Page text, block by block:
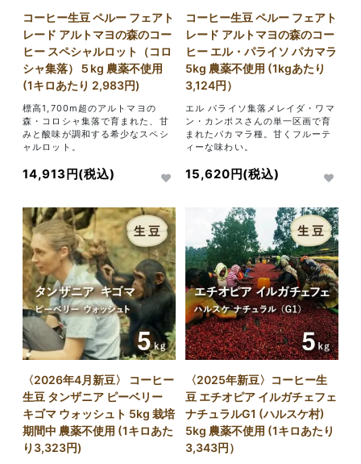
コーヒー生豆 ペルー フェアト
レード アルトマヨの森のコー
ヒー スペシャルロット（コロ
シャ集落）５kg 農薬不使用
(1キロあたり 2,983円)
標高1,700m超のアルトマヨの
森・コロシャ集落で育まれた、甘
みと酸味が調和する希少なスペシ
ャルロット。
14,913円(税込)
コーヒー生豆 ペルー フェアト
レード アルトマヨの森のコー
ヒー エル・パライソ パカマラ
5kg 農薬不使用 (1kgあたり
3,124円）
エル パライソ集落メレイダ・ワマ
ン・カンポスさんの単一区画で育
まれたパカマラ種。甘くフルーテ
ィーな味わい。
15,620円(税込)
〈2026年4月新豆〉 コーヒー
生豆 タンザニア ピーベリー
キゴマ ウォッシュト 5kg 栽培
期間中 農薬不使用 (1キロあた
り3,323円)
〈2025年新豆〉コーヒー生
豆 エチオピア イルガチェフェ
ナチュラルG1 (ハルスケ村)
5kg 農薬不使用 (1キロあたり
3,343円）